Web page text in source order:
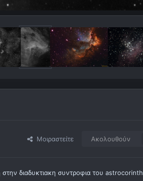
Μοιραστείτε Ακολουθούν
διαδυκτιακη συντροφια του astrocorinth